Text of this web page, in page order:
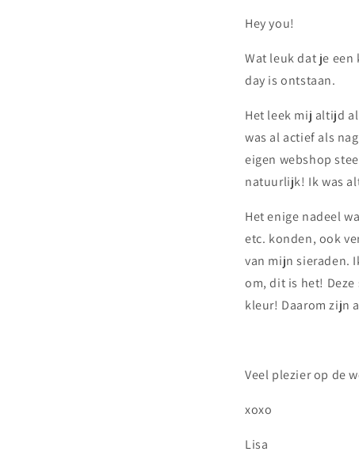
Hey you!
Wat leuk dat je
day is ontstaan.
Het leek mij altijd
was al actief als
eigen webshop
natuurlijk! Ik was
Het enige nadeel
etc. konden, ook
van mijn sieraden.
om, dit is het!
kleur! Daarom zijn
Veel plezier op de
xoxo
Lisa